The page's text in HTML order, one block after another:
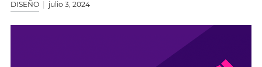
DISEÑO julio 3, 2024